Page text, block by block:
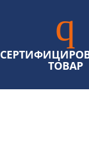
ТОВАР